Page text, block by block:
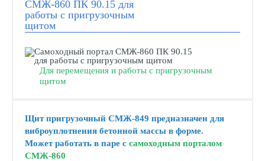
СМЖ-860 ПК 90.15 для
работы с пригрузочным
щитом
Для перемещения и работы с пригрузочным
щитом
Щит пригрузочный СМЖ-849 предназначен для
виброуплотнения бетонной массы в форме.
Может работать в паре с самоходным порталом
СМЖ-860